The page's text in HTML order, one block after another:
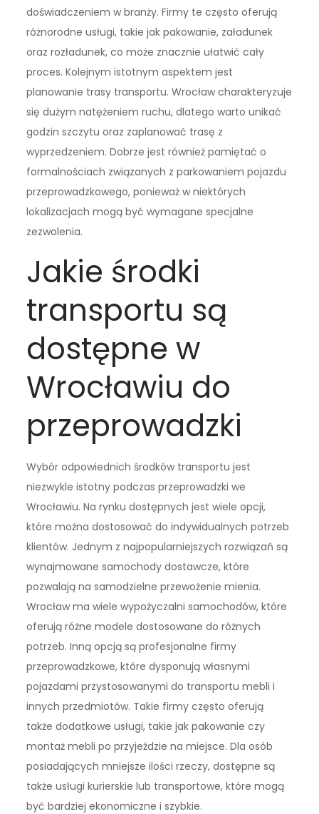
doświadczeniem w branży. Firmy te często oferują
różnorodne usługi, takie jak pakowanie, załadunek
oraz rozładunek, co może znacznie ułatwić cały
proces. Kolejnym istotnym aspektem jest
planowanie trasy transportu. Wrocław charakteryzuje
się dużym natężeniem ruchu, dlatego warto unikać
godzin szczytu oraz zaplanować trasę z
wyprzedzeniem. Dobrze jest również pamiętać o
formalnościach związanych z parkowaniem pojazdu
przeprowadzkowego, ponieważ w niektórych
lokalizacjach mogą być wymagane specjalne
zezwolenia.
Jakie środki
transportu są
dostępne w
Wrocławiu do
przeprowadzki
Wybór odpowiednich środków transportu jest
niezwykle istotny podczas przeprowadzki we
Wrocławiu. Na rynku dostępnych jest wiele opcji,
które można dostosować do indywidualnych potrzeb
klientów. Jednym z najpopularniejszych rozwiązań są
wynajmowane samochody dostawcze, które
pozwalają na samodzielne przewożenie mienia.
Wrocław ma wiele wypożyczalni samochodów, które
oferują różne modele dostosowane do różnych
potrzeb. Inną opcją są profesjonalne firmy
przeprowadzkowe, które dysponują własnymi
pojazdami przystosowanymi do transportu mebli i
innych przedmiotów. Takie firmy często oferują
także dodatkowe usługi, takie jak pakowanie czy
montaż mebli po przyjeździe na miejsce. Dla osób
posiadających mniejsze ilości rzeczy, dostępne są
także usługi kurierskie lub transportowe, które mogą
być bardziej ekonomiczne i szybkie.